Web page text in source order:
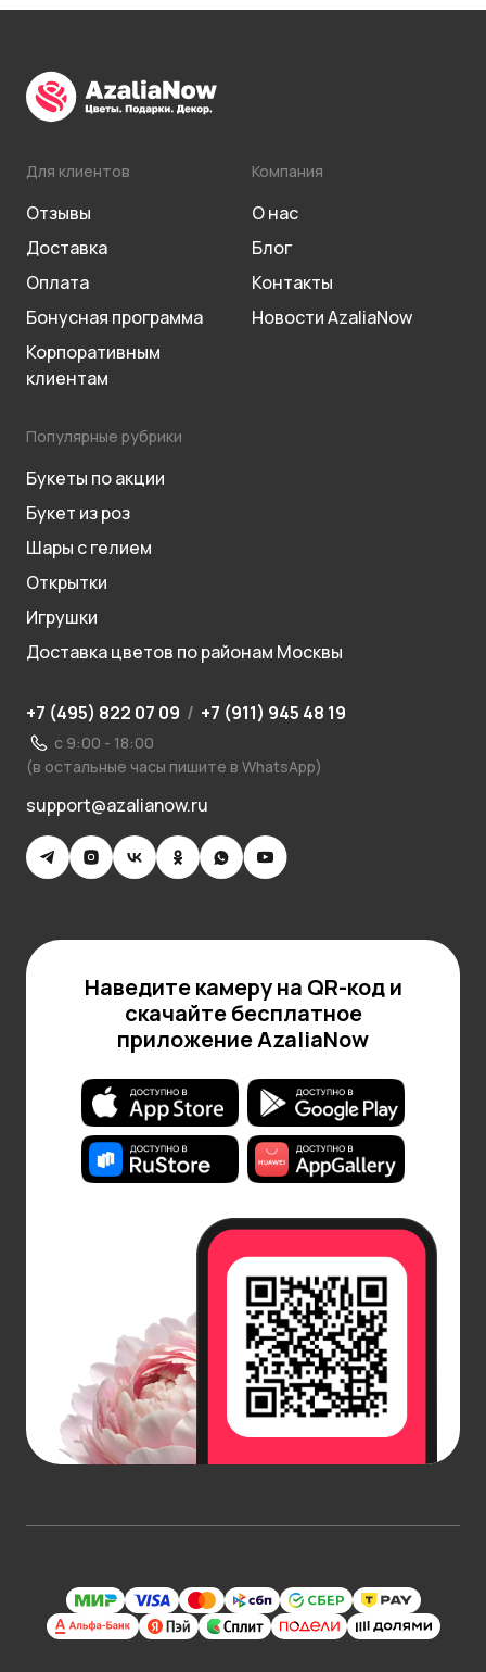
Для клиентов
Отзывы
Доставка
Оплата
Бонусная программа
Корпоративным
клиентам
Компания
О нас
Блог
Контакты
Новости AzaliaNow
Популярные рубрики
Букеты по акции
Букет из роз
Шары с гелием
Открытки
Игрушки
Доставка цветов по районам Москвы
+7 (495) 822 07 09 / +7 (911) 945 48 19
с 9:00 - 18:00
(в остальные часы пишите в WhatsApp)
support@azalianow.ru
Наведите камеру на QR-код и
скачайте бесплатное
приложение AzaliaNow